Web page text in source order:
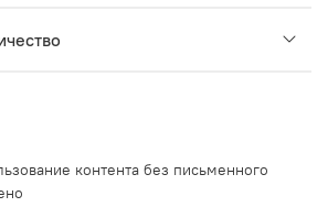
контента без письменного